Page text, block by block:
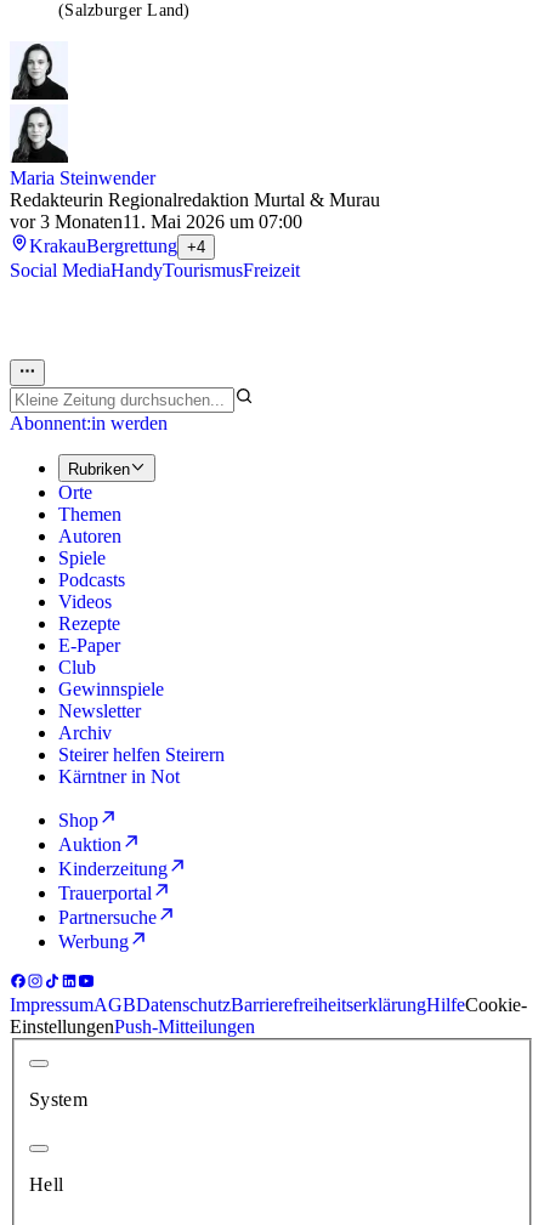
(Salzburger Land)
Maria Steinwender
Redakteurin Regionalredaktion Murtal & Murau
vor 3 Monaten11. Mai 2026 um 07:00
KrakauBergrettung +4
Social MediaHandyTourismusFreizeit
Abonnent:in werden
Rubriken
Orte
Themen
Autoren
Spiele
Podcasts
Videos
Rezepte
E-Paper
Club
Gewinnspiele
Newsletter
Archiv
Steirer helfen Steirern
Kärntner in Not
Shop
Auktion
Kinderzeitung
Trauerportal
Partnersuche
Werbung
ImpressumAGBDatenschutzBarrierefreiheitserklärungHilfeCookie-
EinstellungenPush-Mitteilungen
System
Hell